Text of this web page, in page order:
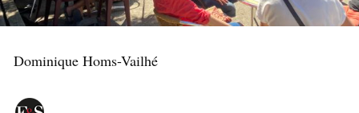
Dominique Homs-Vailhé